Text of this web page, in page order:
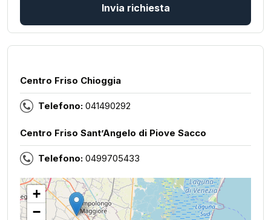
Invia richiesta
Centro Friso Chioggia
Telefono: 041490292
Centro Friso Sant’Angelo di Piove Sacco
Telefono: 0499705433
+
−